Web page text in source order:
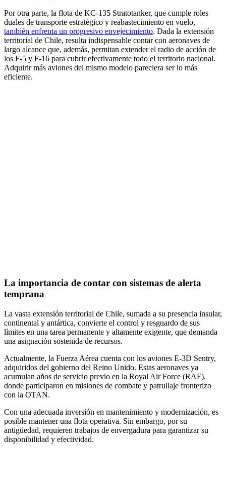
Por otra parte, la flota de KC-135 Stratotanker, que cumple roles
duales de transporte estratégico y reabastecimiento en vuelo,
también enfrenta un progresivo envejecimiento. Dada la extensión
territorial de Chile, resulta indispensable contar con aeronaves de
largo alcance que, además, permitan extender el radio de acción de
los F-5 y F-16 para cubrir efectivamente todo el territorio nacional.
Adquirir más aviones del mismo modelo pareciera ser lo más
eficiente.
La importancia de contar con sistemas de alerta
temprana
La vasta extensión territorial de Chile, sumada a su presencia insular,
continental y antártica, convierte el control y resguardo de sus
límites en una tarea permanente y altamente exigente, que demanda
una asignación sostenida de recursos.
Actualmente, la Fuerza Aérea cuenta con los aviones E-3D Sentry,
adquiridos del gobierno del Reino Unido. Estas aeronaves ya
acumulan años de servicio previo en la Royal Air Force (RAF),
donde participaron en misiones de combate y patrullaje fronterizo
con la OTAN.
Con una adecuada inversión en mantenimiento y modernización, es
posible mantener una flota operativa. Sin embargo, por su
antigüedad, requieren trabajos de envergadura para garantizar su
disponibilidad y efectividad.